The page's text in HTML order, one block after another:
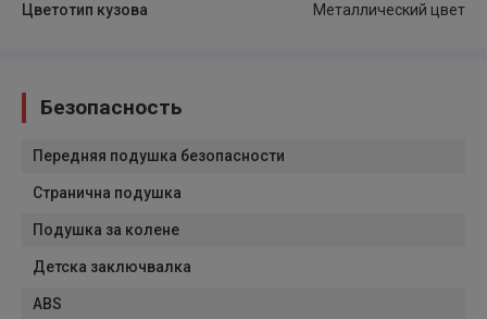
Цветотип кузова
Металлический цвет
Безопасность
Передняя подушка безопасности
Странична подушка
Подушка за колене
Детска заключвалка
ABS